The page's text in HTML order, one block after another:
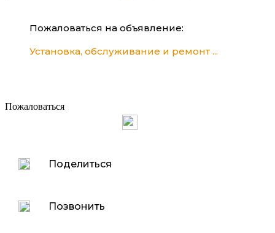
Пожаловаться на объявление:
Установка, обслуживание и ремонт ...
Пожаловаться
Поделиться
Позвонить